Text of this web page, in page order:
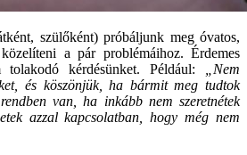
szülőként) próbáljunk meg óvatos,
a pár problémáihoz. Érdemes
kérdésünket. Például: „Nem
és köszönjük, ha bármit meg tudtok
van, ha inkább nem szeretnétek
azzal kapcsolatban, hogy még nem